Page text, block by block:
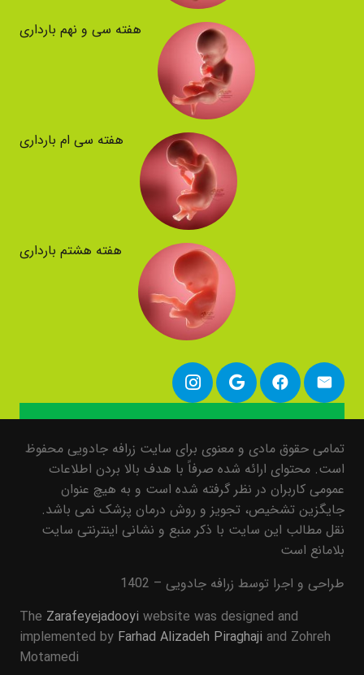
هفته سی و نهم بارداری
هفته سی ام بارداری
هفته هشتم بارداری
تمامی حقوق مادی و معنوی برای سایت زرافه جادویی محفوظ
است. محتوای ارائه شده صرفاً با هدف بالا بردن اطلاعات
عمومی کاربران در نظر گرفته شده است و به هیچ عنوان
جایگزین تشخیص، تجویز و روش درمان پزشک نمی باشد.
نقل مطالب این سایت با ذکر منبع و نشانی اینترنتی سایت
بلامانع است
طراحی و اجرا توسط زرافه جادویی – 1402
The Zarafeyejadooyi website was designed and
implemented by Farhad Alizadeh Piraghaji and Zohreh
Motamedi